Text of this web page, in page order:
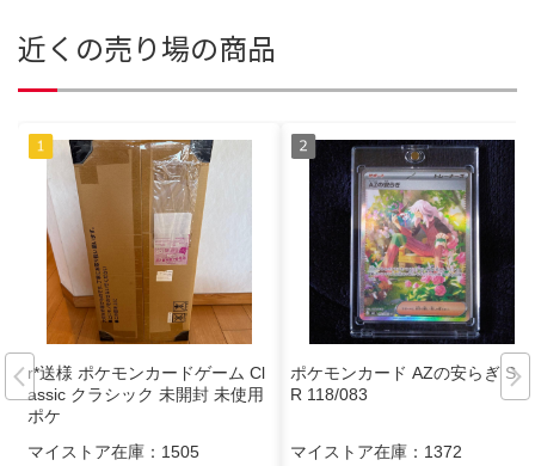
近くの売り場の商品
r*送様 ポケモンカードゲーム Cl
assic クラシック 未開封 未使用
ポケ
マイストア在庫： 1505
ポケモンカード AZの安らぎ SA
R 118/083
マイストア在庫： 1372